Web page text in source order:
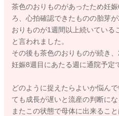
茶色のおりものがあったため妊
ろ、心拍確認できたものの胎芽
おりものが1週間以上続いている
と言われました。
その後も茶色のおりものが続き、
妊娠8週目にあたる週に通院予定
どのように捉えたらよいか悩ん
ても成長が遅いと流産の判断に
またこの状態で母体に出来ること